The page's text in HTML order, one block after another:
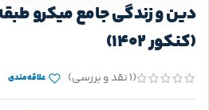
(کنکور 1402)
(1 نقد و بررسی) علاقه‌مندی